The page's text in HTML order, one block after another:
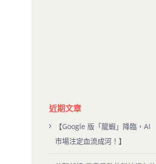
近期文章
【Google 版「龍蝦」降臨，AI
市場注定血流成河！】